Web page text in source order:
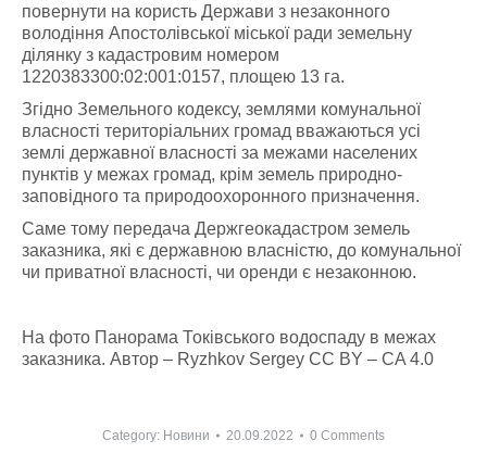
повернути на користь Держави з незаконного
володіння Апостолівської міської ради земельну
ділянку з кадастровим номером
1220383300:02:001:0157, площею 13 га.
Згідно Земельного кодексу, землями комунальної
власності територіальних громад вважаються усі
землі державної власності за межами населених
пунктів у межах громад, крім земель природно-
заповідного та природоохоронного призначення.
Саме тому передача Держгеокадастром земель
заказника, які є державною власністю, до комунальної
чи приватної власності, чи оренди є незаконною.
На фото Панорама Токівського водоспаду в межах
заказника. Автор – Ryzhkov Sergey CC BY – CA 4.0
Category: Новини 20.09.2022 0 Comments